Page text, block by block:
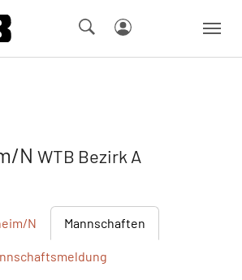
N WTB Bezirk A
N Mannschaften